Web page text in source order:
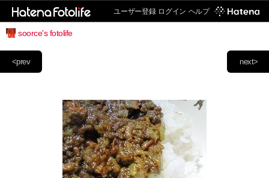
ユーザー登録 ログイン ヘルプ
soorce's fotolife
next>
<prev